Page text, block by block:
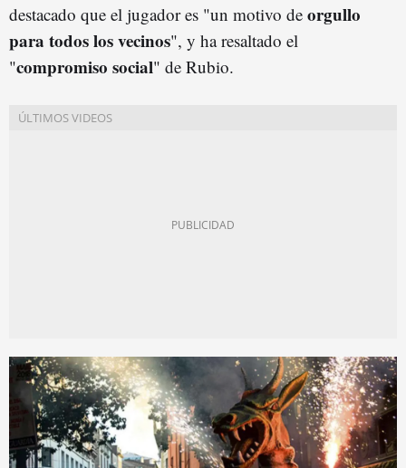
destacado que el jugador es "un motivo de orgullo
para todos los vecinos", y ha resaltado el
"compromiso social" de Rubio.